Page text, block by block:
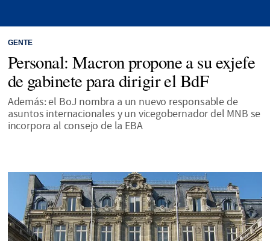
GENTE
Personal: Macron propone a su exjefe
de gabinete para dirigir el BdF
Además: el BoJ nombra a un nuevo responsable de
asuntos internacionales y un vicegobernador del MNB se
incorpora al consejo de la EBA